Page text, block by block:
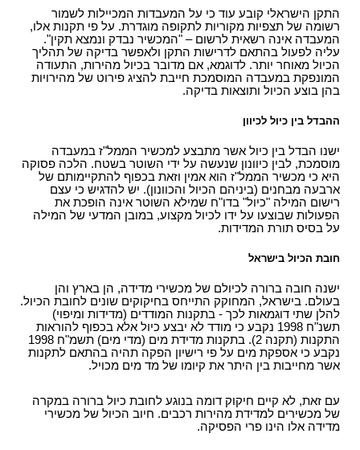
התקן הישראלי קובע עוד כי על המעבדות המכיילות לשמור
רשומה של תצפיות מקוריות לתקופה מוגדרת. על פי תקנות אלו,
המעבדה אינה רשאית לרשום – "המכשיר נבדק ונמצא תקין".
עליה לפעול בהתאם לדרישות התקן ולאפשר בדיקה של תהליך
הכיול מאוחר יותר. לדוגמא, אם מדובר בכיול מהירות, התעודה
המונפקת במעבדה המוסמכת חייבת להציג פירוט של מהירויות
בהן בוצע הכיול ותוצאות בדיקה.
ההבדל בין כיול לכיוון
ישנו הבדל בין כיול אשר מתבצע למכשיר הממל"ז במעבדה
מוסמכת, לבין כיוונון שנעשה על ידי השוטר בשטח. הלכה פסוקה
היא כי מכשיר הממל"ז הוא אמין וזאת בכפוף להתקיימותם של
ארבעה מבחנים (ביניהם הכיול והכוונון). יש להדגיש כי עצם
רישום המילה "כיול" בדו"ח שמילא השוטר אינה הופכת את
הפעולות שבוצעו על ידו לכיול מקצוע, במובן המדעי של המילה
על בסיס תורת המדידות.
חובת הכיול בישראל
ישנה חובה ברורה לכיולם של מכשירי מדידה, הן בארץ והן
בעולם. בישראל, המחוקק התייחס בחיקוקים שונים לחובת הכיול.
להלן שתי דוגמאות לכך - בתקנות המודדים (מדידות ומיפוי)
תשנ"ח 1998 נקבע כי מודד לא יבצע כיול אלא בכפוף להוראות
התקנות (תקנה 2). בתקנות מדידת מים (מדי מים) תשמ"ח 1998
נקבע כי אספקת מים על פי רישיון הפקה תהיה בהתאם לתקנות
אשר מחייבות בין היתר את קיומו של מד מים מכויל.
עם זאת, לא קיים חיקוק דומה בנוגע לחובת כיול ברורה במקרה
של מכשירים למדידת מהירות רכבים. חיוב הכיול של מכשירי
מדידה אלו הינו פרי הפסיקה.